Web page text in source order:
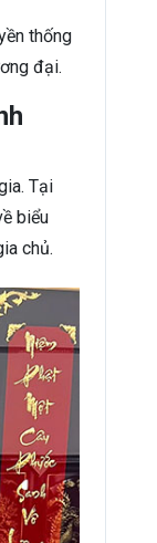
thống
đại.
Tại
biểu
chủ.